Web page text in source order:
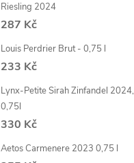
Riesling 2024
287 Kč
Louis Perdrier Brut - 0,75 l
233 Kč
Lynx-Petite Sirah Zinfandel 2024,
0,75l
330 Kč
Aetos Carmenere 2023 0,75 l